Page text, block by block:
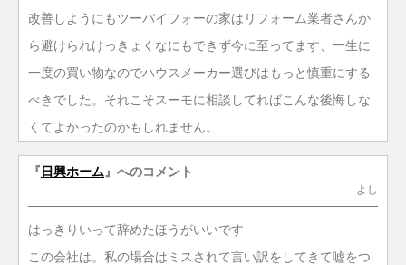
改善しようにもツーバイフォーの家はリフォーム業者さんか
ら避けられけっきょくなにもできず今に至ってます、一生に
一度の買い物なのでハウスメーカー選びはもっと慎重にする
べきでした。それこそスーモに相談してればこんな後悔しな
くてよかったのかもしれません。
『日興ホーム 』へのコメント
よし
はっきりいって辞めたほうがいいです
この会社は。私の場合はミスされて言い訳をしてきて嘘をつ